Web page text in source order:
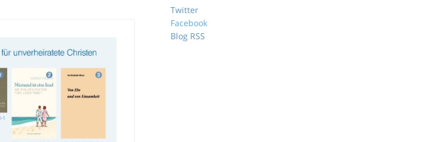
Twitter
Facebook
Blog RSS